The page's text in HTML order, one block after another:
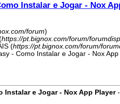
Instalar e Jogar - Nox
forum)
https://pt.bignox.com/forum/
(https://pt.bignox.com/forum/
- Como Instalar e Jogar - Nox App
Instalar e Jogar - Nox App Player